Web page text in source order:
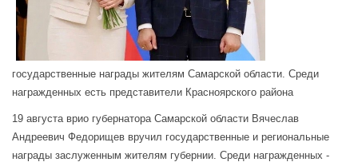
государственные награды жителям Самарской области. Среди
награжденных есть представители Красноярского района
19 августа врио губернатора Самарской области Вячеслав
Андреевич Федорищев вручил государственные и региональные
награды заслуженным жителям губернии. Среди награжденных -